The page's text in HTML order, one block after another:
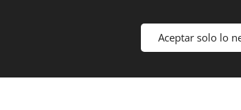
Aceptar solo lo